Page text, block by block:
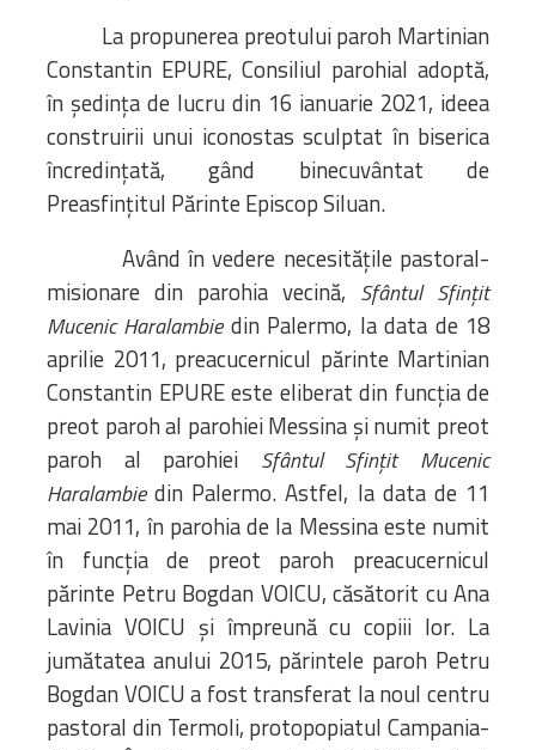
La propunerea preotului paroh Martinian
Constantin EPURE, Consiliul parohial adoptă,
în ședința de lucru din 16 ianuarie 2021, ideea
construirii unui iconostas sculptat în biserica
încredințată, gând binecuvântat de
Preasfințitul Părinte Episcop Siluan.
Având în vedere necesitățile pastoral-
misionare din parohia vecină, Sfântul Sfințit
Mucenic Haralambiedin Palermo, la data de 18
aprilie 2011, preacucernicul părinte Martinian
Constantin EPURE este eliberat din funcția de
preot paroh al parohiei Messina și numit preot
paroh al parohiei Sfântul Sfințit Mucenic
Haralambiedin Palermo. Astfel, la data de 11
mai 2011, în parohia de la Messina este numit
în funcția de preot paroh preacucernicul
părinte Petru Bogdan VOICU, căsătorit cu Ana
Lavinia VOICU și împreună cu copiii lor. La
jumătatea anului 2015, părintele paroh Petru
Bogdan VOICU a fost transferat la noul centru
pastoral din Termoli, protopopiatul Campania-